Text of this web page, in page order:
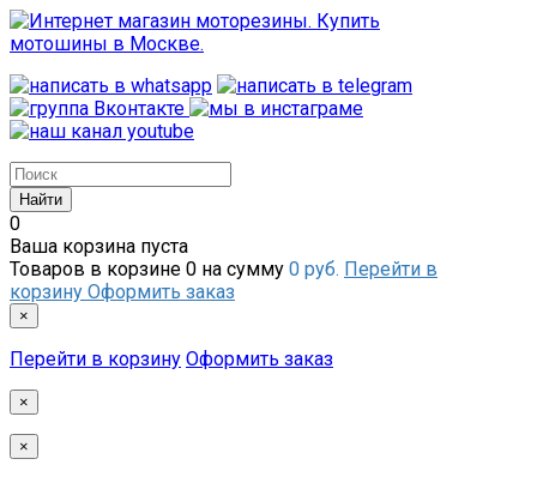
0
Ваша корзина пуста
Товаров в корзине 0 на сумму 0 руб. Перейти в
корзину Оформить заказ
×
Перейти в корзину Оформить заказ
×
×